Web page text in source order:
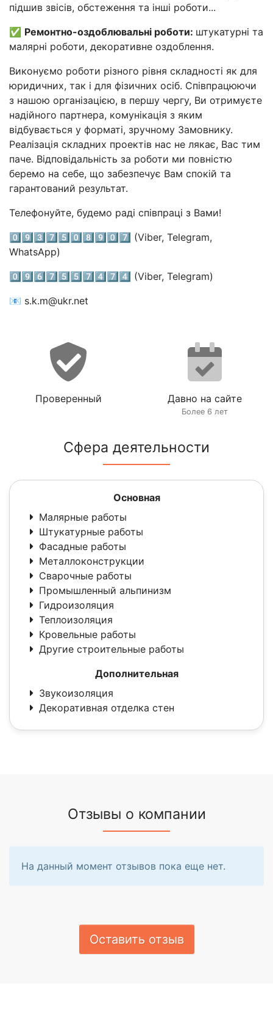
підшив звісів, обстеження та інші роботи...
✅ Ремонтно-оздоблювальні роботи: штукатурні та
малярні роботи, декоративне оздоблення.
Виконуємо роботи різного рівня складності як для
юридичних, так і для фізичних осіб. Співпрацюючи
з нашою організацією, в першу чергу, Ви отримуєте
надійного партнера, комунікація з яким
відбувається у форматі, зручному Замовнику.
Реалізація складних проектів нас не лякає, Вас тим
паче. Відповідальність за роботи ми повністю
беремо на себе, що забезпечує Вам спокій та
гарантований результат.
Телефонуйте, будемо раді співпраці з Вами!
0️⃣9️⃣3️⃣7️⃣5️⃣0️⃣8️⃣9️⃣0️⃣7️⃣ (Viber, Telegram,
WhatsApp)
0️⃣9️⃣6️⃣7️⃣5️⃣5️⃣7️⃣4️⃣7️⃣4️⃣ (Viber, Telegram)
📧 s.k.m@ukr.net
Проверенный Давно на сайте
Более 6 лет
Сфера деятельности
Основная
Малярные работы
Штукатурные работы
Фасадные работы
Металлоконструкции
Сварочные работы
Промышленный альпинизм
Гидроизоляция
Теплоизоляция
Кровельные работы
Другие строительные работы
Дополнительная
Звукоизоляция
Декоративная отделка стен
Отзывы о компании
На данный момент отзывов пока еще нет.
Оставить отзыв